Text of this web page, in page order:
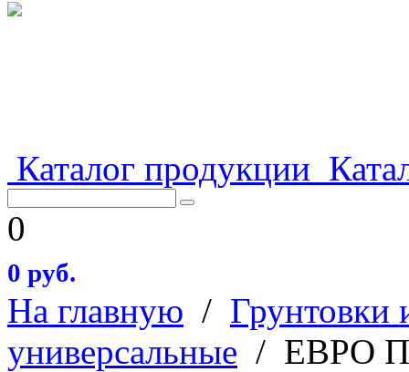
Каталог продукции
0
0 руб.
На главную / Грунтовки
универсальные / ЕВРО